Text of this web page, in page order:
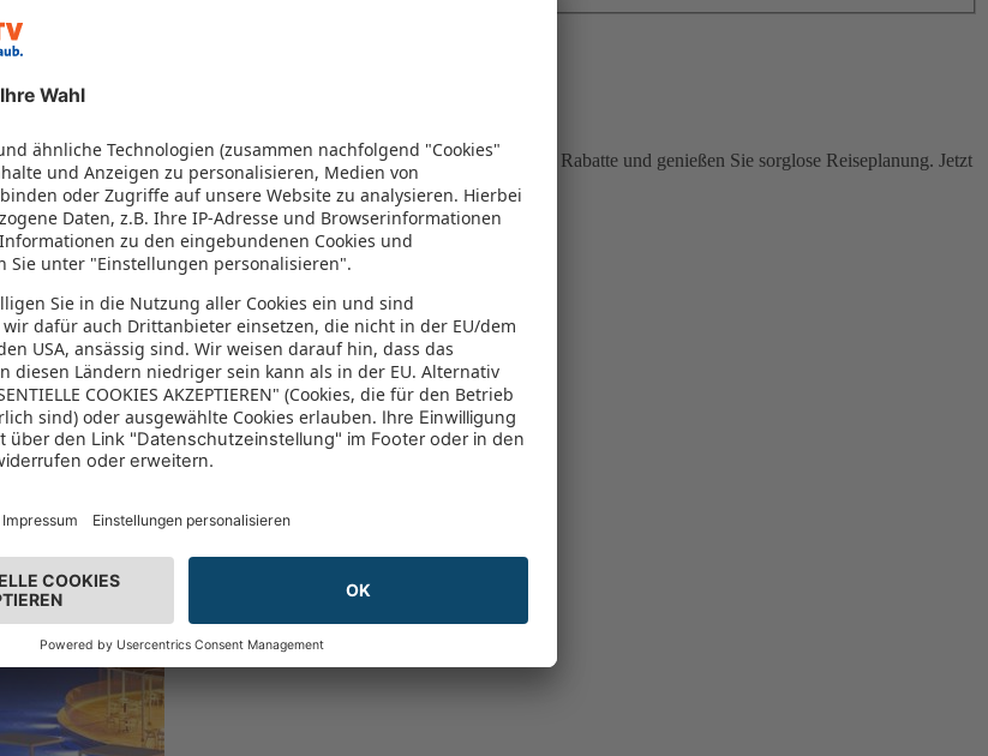
kombiniert werden – das spart Zeit und Geld. Nutzen Sie attraktive Rabatte und genießen Sie sorglose Reiseplanung. Jetzt